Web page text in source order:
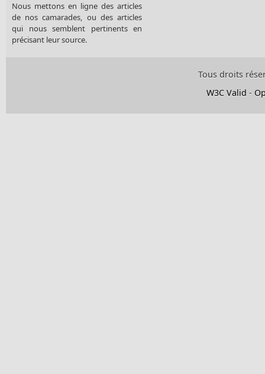
Nous mettons en ligne des articles
de nos camarades, ou des articles
qui nous semblent pertinents en
précisant leur source.
Tous droits
W3C Valid -